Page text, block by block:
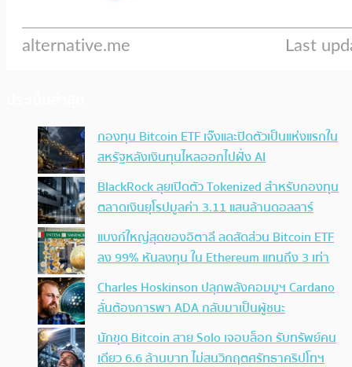
กองทุน Bitcoin ETF เจ๊งและปิดตัวเป็นแห่งแรกใน
สหรัฐหลังเงินทุนไหลออกไปฝั่ง AI
BlackRock ลุยเปิดตัว Tokenized สำหรับกองทุน
ตลาดเงินยุโรปมูลค่า 3.11 แสนล้านดอลลาร์
แบงก์ใหญ่สุดของอิตาลี ลดสัดส่วน Bitcoin ETF
ลง 99% หันลงทุน ใน Ethereum แทนถึง 3 เท่า
Charles Hoskinson ปลุกพลังคอมมูฯ Cardano
ลั่นต้องการพา ADA กลับมาเป็นผู้ชนะ
นักขุด Bitcoin สาย Solo เจอบล็อก รับทรัพย์คน
เดียว 6.6 ล้านบาท ไม่สนวิกฤตศรัทธาคริปโทฯ